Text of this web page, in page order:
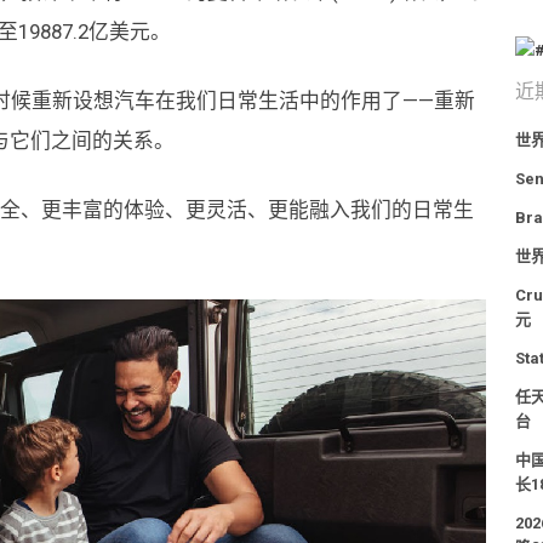
19887.2亿美元。
候重新设想汽车在我们日常生活中的作用了——重新
们之间的关系。
、更丰富的体验、更灵活、更能融入我们的日常生
近
世
世
元
任
台
中
长